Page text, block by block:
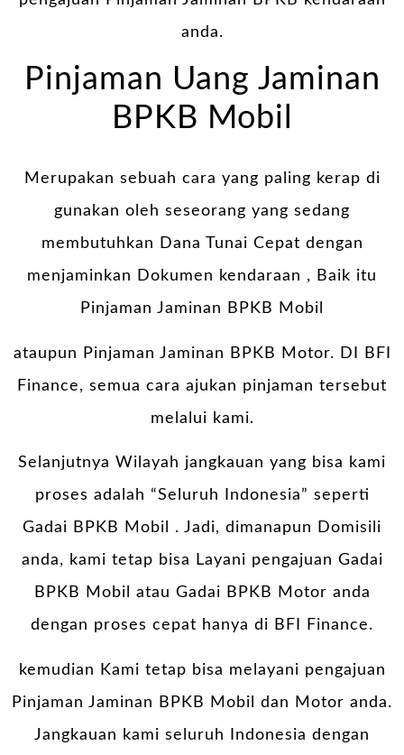
anda.
Pinjaman Uang Jaminan
BPKB Mobil
Merupakan sebuah cara yang paling kerap di
gunakan oleh seseorang yang sedang
membutuhkan Dana Tunai Cepat dengan
menjaminkan Dokumen kendaraan , Baik itu
Pinjaman Jaminan BPKB Mobil
ataupun Pinjaman Jaminan BPKB Motor. DI BFI
Finance, semua cara ajukan pinjaman tersebut
melalui kami.
Selanjutnya Wilayah jangkauan yang bisa kami
proses adalah “Seluruh Indonesia” seperti
Gadai BPKB Mobil . Jadi, dimanapun Domisili
anda, kami tetap bisa Layani pengajuan Gadai
BPKB Mobil atau Gadai BPKB Motor anda
dengan proses cepat hanya di BFI Finance.
kemudian Kami tetap bisa melayani pengajuan
Pinjaman Jaminan BPKB Mobil dan Motor anda.
Jangkauan kami seluruh Indonesia dengan